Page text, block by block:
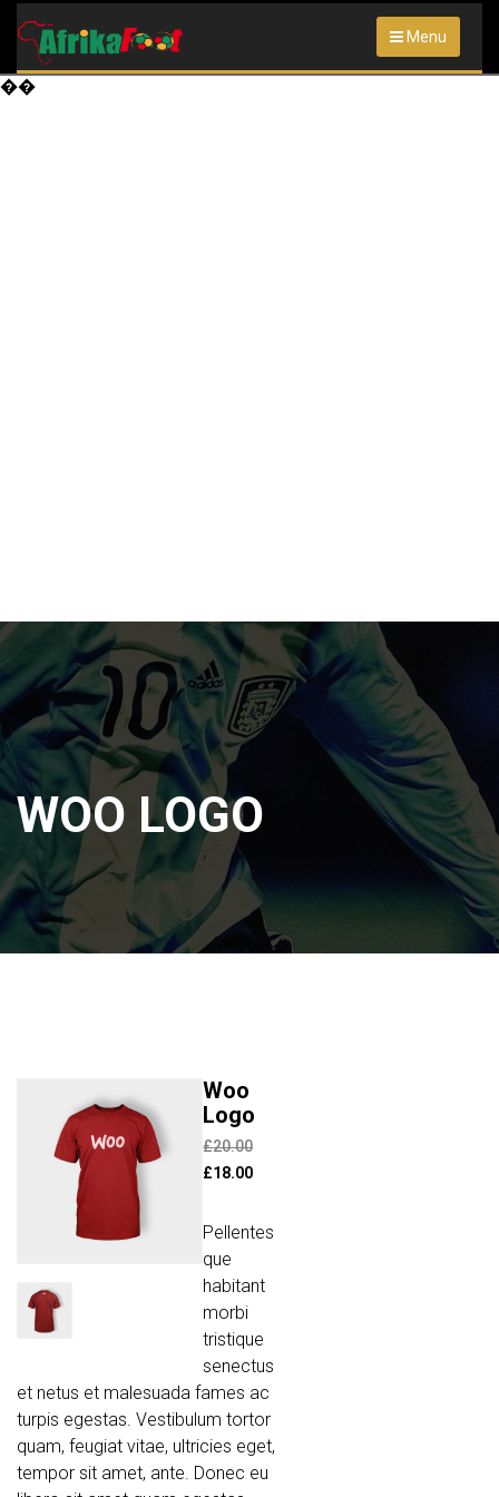
Menu
��
WOO LOGO
Woo
Logo
£20.00
£18.00
Pellentes
que
habitant
morbi
tristique
senectus
et netus et malesuada fames ac
turpis egestas. Vestibulum tortor
quam, feugiat vitae, ultricies eget,
tempor sit amet, ante. Donec eu